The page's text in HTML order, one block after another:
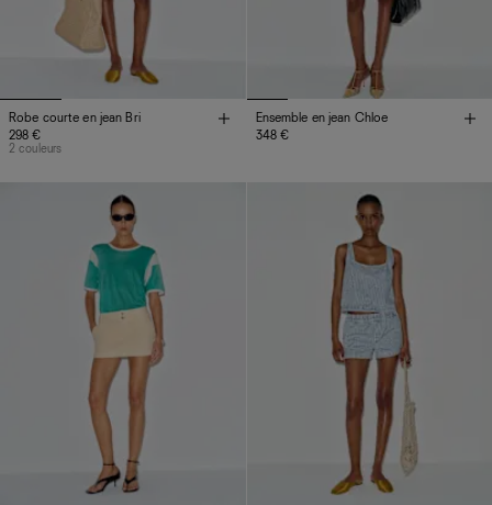
Robe courte en jean Bri
298 €
2 couleurs
Ensemble en jean Chloe
348 €